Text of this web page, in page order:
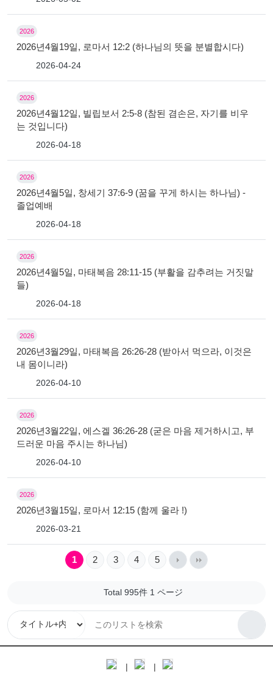
2026
2026년4월19일, 로마서 12:2 (하나님의 뜻을 분별합시다)
2026-04-24
2026
2026년4월12일, 빌립보서 2:5-8 (참된 겸손은, 자기를 비우
는 것입니다)
2026-04-18
2026
2026년4월5일, 창세기 37:6-9 (꿈을 꾸게 하시는 하나님) -
졸업예배
2026-04-18
2026
2026년4월5일, 마태복음 28:11-15 (부활을 감추려는 거짓말
들)
2026-04-18
2026
2026년3월29일, 마태복음 26:26-28 (받아서 먹으라, 이것은
내 몸이니라)
2026-04-10
2026
2026년3월22일, 에스겔 36:26-28 (굳은 마음 제거하시고, 부
드러운 마음 주시는 하나님)
2026-04-10
2026
2026년3월15일, 로마서 12:15 (함께 울라 !)
2026-03-21
1 2 3 4 5
Total 995件1 ページ